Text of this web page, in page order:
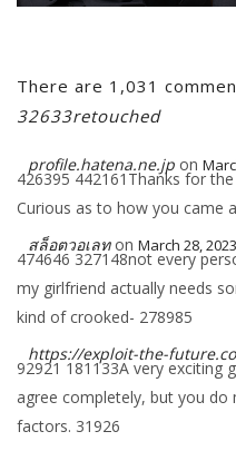
There are 1,031
32633retouched
profile.hatena.ne.jp on
426395 442161Thanks for
Curious as to how you came
สล็อตวอเลท on March 28,
474646 327148not every
my girlfriend actually needs
kind of crooked- 278985
https://exploit-the-
92921 181133A very exciting
agree completely, but you
factors. 31926